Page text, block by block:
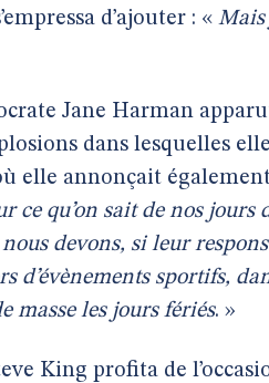
d’ajouter : « Mais
Jane Harman
dans lesquelles
elle annonçait
ce qu’on sait de nos jours
devons, si leur
d’évènements sportifs,
masse les jours fériés. »
King profita de